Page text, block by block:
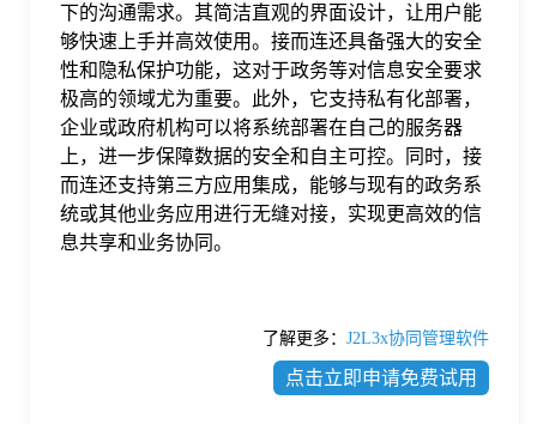
下的沟通需求。其简洁直观的界面设计，让用户能
够快速上手并高效使用。接而连还具备强大的安全
性和隐私保护功能，这对于政务等对信息安全要求
极高的领域尤为重要。此外，它支持私有化部署，
企业或政府机构可以将系统部署在自己的服务器
上，进一步保障数据的安全和自主可控。同时，接
而连还支持第三方应用集成，能够与现有的政务系
统或其他业务应用进行无缝对接，实现更高效的信
息共享和业务协同。
了解更多： J2L3x协同管理软件
点击立即申请免费试用